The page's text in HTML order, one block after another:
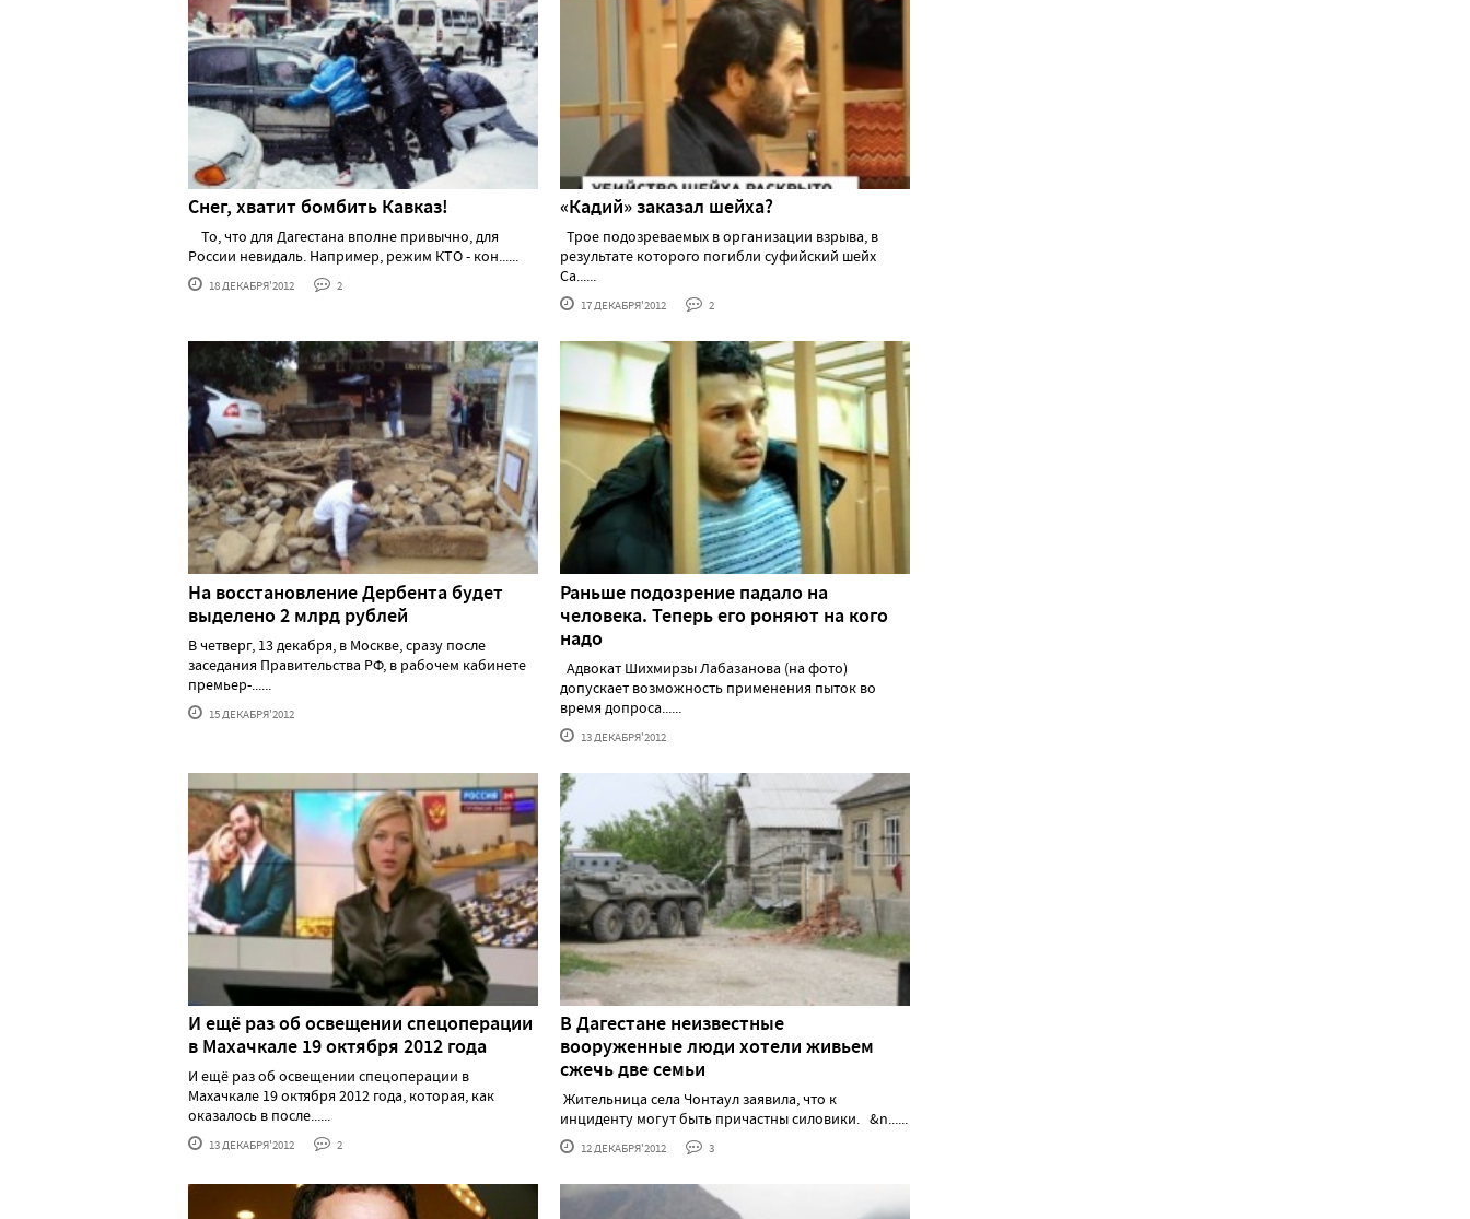
Снег, хватит бомбить Кавказ!
То, что для Дагестана вполне привычно, для
России невидаль. Например, режим КТО - кон......
18 ДЕКАБРЯ'2012 2
«Кадий» заказал шейха?
Трое подозреваемых в организации взрыва, в
результате которого погибли суфийский шейх
Са......
17 ДЕКАБРЯ'2012 2
На восстановление Дербента будет
выделено 2 млрд рублей
В четверг, 13 декабря, в Москве, сразу после
заседания Правительства РФ, в рабочем кабинете
премьер-......
15 ДЕКАБРЯ'2012
Раньше подозрение падало на
человека. Теперь его роняют на кого
надо
Адвокат Шихмирзы Лабазанова (на фото)
допускает возможность применения пыток во
время допроса......
13 ДЕКАБРЯ'2012
И ещё раз об освещении спецоперации
в Махачкале 19 октября 2012 года
И ещё раз об освещении спецоперации в
Махачкале 19 октября 2012 года, которая, как
оказалось в после......
13 ДЕКАБРЯ'2012 2
В Дагестане неизвестные
вооруженные люди хотели живьем
сжечь две семьи
Жительница села Чонтаул заявила, что к
инциденту могут быть причастны силовики. &n......
12 ДЕКАБРЯ'2012 3